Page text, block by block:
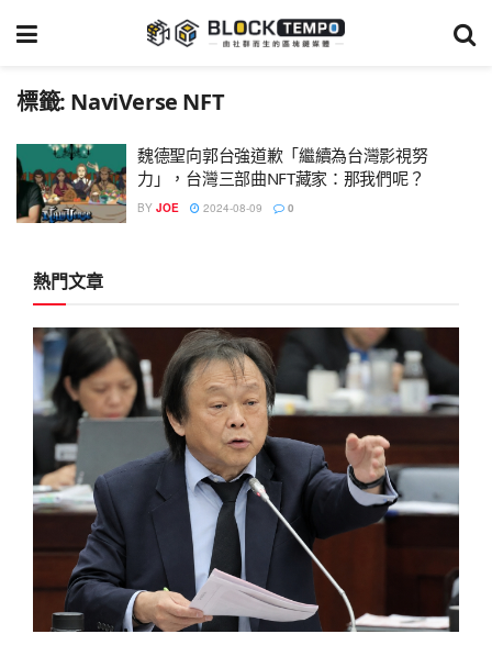
標籤: NaviVerse NFT
魏德聖向郭台強道歉「繼續為台灣影視努
力」，台灣三部曲NFT藏家：那我們呢？
BY JOE 2024-08-09 0
熱門文章